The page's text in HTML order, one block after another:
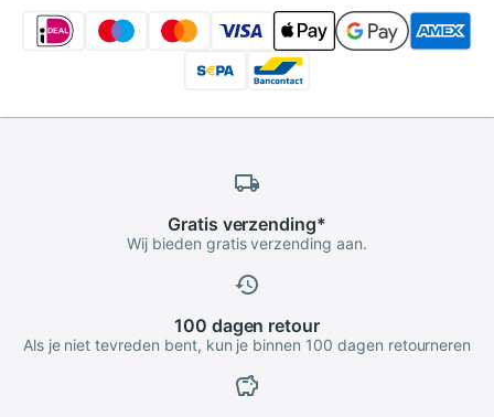
Gratis verzending*
Wij bieden gratis verzending aan.
100 dagen retour
Als je niet tevreden bent, kun je binnen 100 dagen retourneren